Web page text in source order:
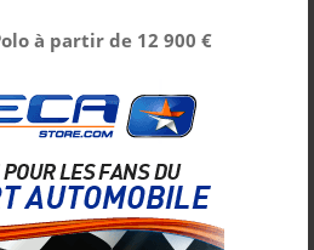
à partir de 12 900 €